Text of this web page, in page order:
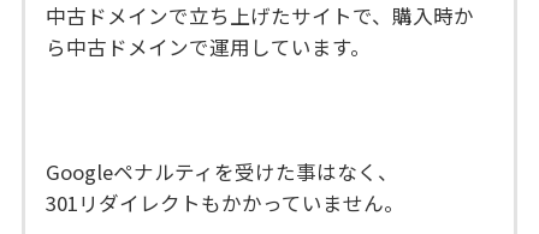
中古ドメインで立ち上げたサイトで、購入時か
ら中古ドメインで運用しています。
Googleペナルティを受けた事はなく、
301リダイレクトもかかっていません。